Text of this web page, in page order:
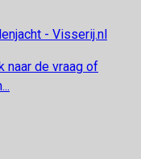
- Visserij.nl
naar de vraag of